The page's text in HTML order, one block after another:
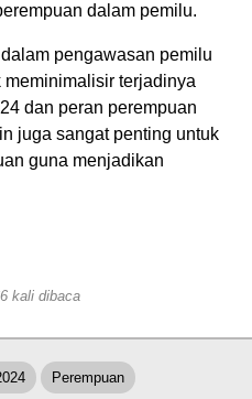
dalam pemilu.
pengawasan pemilu
terjadinya
dan peran perempuan
juga sangat penting untuk
guna menjadikan
kali dibaca
Perempuan